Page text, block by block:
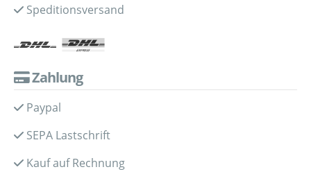
Speditionsversand
Zahlung
Paypal
SEPA Lastschrift
Kauf auf Rechnung